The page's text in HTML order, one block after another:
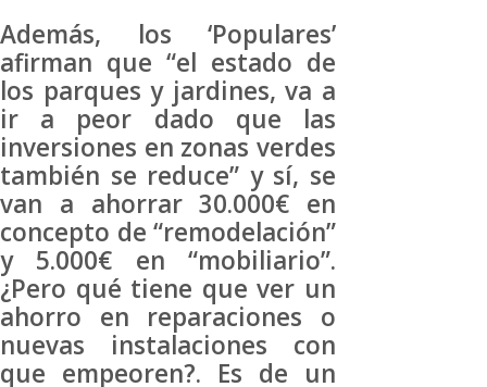
Además, los ‘Populares’
afirman que “el estado de
los parques y jardines, va a
ir a peor dado que las
inversiones en zonas verdes
también se reduce” y sí, se
van a ahorrar 30.000€ en
concepto de “remodelación”
y 5.000€ en “mobiliario”.
¿Pero qué tiene que ver un
ahorro en reparaciones o
nuevas instalaciones con
que empeoren?. Es de un